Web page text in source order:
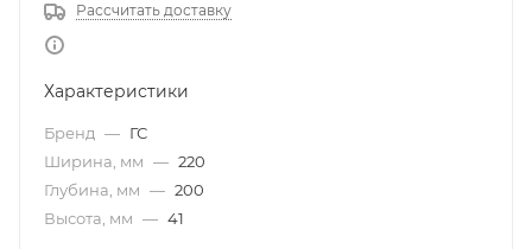
Рассчитать доставку
Характеристики
Бренд — ГС
Ширина, мм — 220
Глубина, мм — 200
Высота, мм — 41